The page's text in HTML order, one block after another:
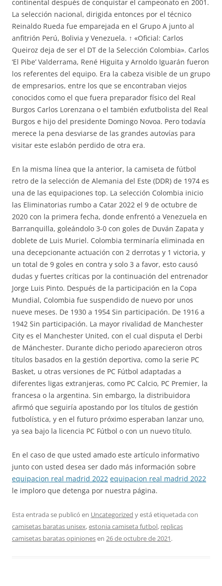
continental después de conquistar el campeonato en 2001.
La selección nacional, dirigida entonces por el técnico
Reinaldo Rueda fue emparejada en el Grupo A junto al
anfitrión Perú, Bolivia y Venezuela. ↑ «Oficial: Carlos
Queiroz deja de ser el DT de la Selección Colombia». Carlos
‘El Pibe’ Valderrama, René Higuita y Arnoldo Iguarán fueron
los referentes del equipo. Era la cabeza visible de un grupo
de empresarios, entre los que se encontraban viejos
conocidos como el que fuera preparador físico del Real
Burgos Carlos Lorenzana o el también exfutbolista del Real
Burgos e hijo del presidente Domingo Novoa. Pero todavía
merece la pena desviarse de las grandes autovías para
visitar este eslabón perdido de otra era.
En la misma línea que la anterior, la camiseta de fútbol
retro de la selección de Alemania del Este (DDR) de 1974 es
una de las equipaciones top. La selección Colombia inicio
las Eliminatorias rumbo a Catar 2022 el 9 de octubre de
2020 con la primera fecha, donde enfrentó a Venezuela en
Barranquilla, goleándolo 3-0 con goles de Duván Zapata y
doblete de Luis Muriel. Colombia terminaría eliminada en
una decepcionante actuación con 2 derrotas y 1 victoria, y
un total de 9 goles en contra y solo 3 a favor, esto causó
dudas y fuertes críticas por la continuación del entrenador
Jorge Luis Pinto. Después de la participación en la Copa
Mundial, Colombia fue suspendido de nuevo por unos
nueve meses. De 1930 a 1954 Sin participación. De 1916 a
1942 Sin participación. La mayor rivalidad de Manchester
City es el Manchester United, con el cual disputa el Derbi
de Mánchester. Durante dicho periodo aparecieron otros
títulos basados en la gestión deportiva, como la serie PC
Basket, u otras versiones de PC Fútbol adaptadas a
diferentes ligas extranjeras, como PC Calcio, PC Premier, la
francesa o la argentina. Sin embargo, la distribuidora
afirmó que seguiría apostando por los títulos de gestión
futbolística, y en el futuro próximo esperaban lanzar uno,
ya sea bajo la licencia PC Fútbol o con un nuevo título.
En el caso de que usted amado este artículo informativo
junto con usted desea ser dado más información sobre
equipacion real madrid 2022 equipacion real madrid 2022
le imploro que detenga por nuestra página.
Esta entrada se publicó en Uncategorized y está etiquetada con
camisetas baratas unisex,estonia camiseta futbol, replicas
camisetas baratas opinionesen 26 de octubre de 2021.